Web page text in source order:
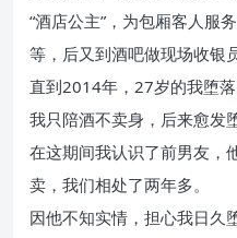
“酒店公主”，为包厢客人服
等，后又到酒吧做现场收银员
直到2014年，27岁的我堕
我只陪酒不卖身，后来愈发
在这期间我认识了前男友，
卖，我们相处了两年多。
因他不知实情，担心我日久